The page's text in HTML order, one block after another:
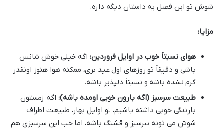
شوش تو این فصل یه داستان دیگه داره.
مزایا:
هوای نسبتاً خوب در اوایل فروردین: اگه خیلی خوش شانس
باشی و دقیقاً تو روزهای اول عید بری، ممکنه هوا هنوز اونقدر
گرم نشده باشه و نسبتاً دلپذیر باشه.
طبیعت سرسبز (اگه بارون خوبی اومده باشه): اگه زمستون
بارندگی خوبی داشته باشیم، تو اوایل بهار، طبیعت اطراف
شوش می تونه سرسبز و قشنگ باشه، اما خب این سرسبزی هم